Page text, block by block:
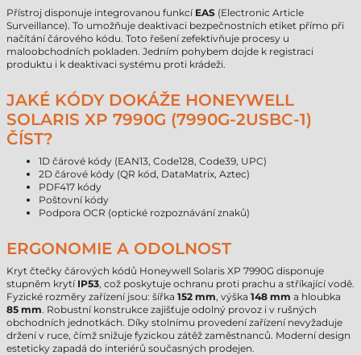
Přístroj disponuje integrovanou funkcí EAS (Electronic Article
Surveillance). To umožňuje deaktivaci bezpečnostních etiket přímo při
načítání čárového kódu. Toto řešení zefektivňuje procesy u
maloobchodních pokladen. Jedním pohybem dojde k registraci
produktu i k deaktivaci systému proti krádeži.
JAKÉ KÓDY DOKÁŽE HONEYWELL
SOLARIS XP 7990G (7990G-2USBC-1)
ČÍST?
1D čárové kódy (EAN13, Code128, Code39, UPC)
2D čárové kódy (QR kód, DataMatrix, Aztec)
PDF417 kódy
Poštovní kódy
Podpora OCR (optické rozpoznávání znaků)
ERGONOMIE A ODOLNOST
Kryt čtečky čárových kódů Honeywell Solaris XP 7990G disponuje
stupněm krytí IP53, což poskytuje ochranu proti prachu a stříkající vodě.
Fyzické rozměry zařízení jsou: šířka 152 mm, výška 148 mm a hloubka
85 mm. Robustní konstrukce zajišťuje odolný provoz i v rušných
obchodních jednotkách. Díky stolnímu provedení zařízení nevyžaduje
držení v ruce, čímž snižuje fyzickou zátěž zaměstnanců. Moderní design
esteticky zapadá do interiérů současných prodejen.